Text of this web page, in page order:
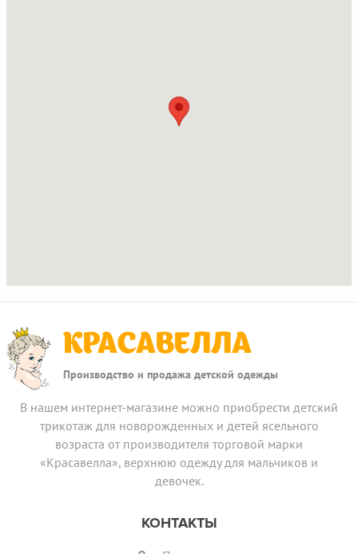
КРАСАВЕЛЛА
Производство и продажа детской одежды
В нашем интернет-магазине можно приобрести детский
трикотаж для новорожденных и детей ясельного
возраста от производителя торговой марки
«Красавелла», верхнюю одежду для мальчиков и
девочек.
КОНТАКТЫ